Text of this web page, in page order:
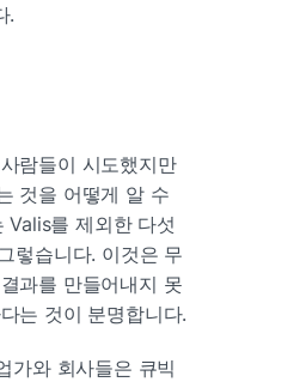
.
람들이 시도했지만
것을 어떻게 알 수
Valis를 제외한 다섯
렇습니다. 이것은 무
과를 만들어내지 못
는 것이 분명합니다.
가와 회사들은 큐빅